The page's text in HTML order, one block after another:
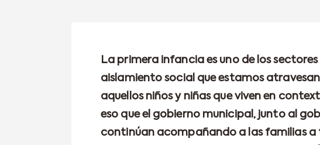
La primera infancia es uno de los
aislamiento social que estamos
aquellos niños y niñas que viven en
eso que el gobierno municipal, junto al
continúan acompañando a las familias a